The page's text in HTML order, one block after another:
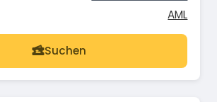
AML
Suchen